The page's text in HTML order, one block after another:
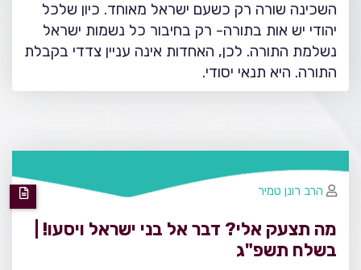
השכינה שורה רק כשעם ישראל מאוחד. כיון שלכל
יהודי יש אות בתורה- רק בחיבור כל נשמות ישראל
נשלמת התורה. לכן, האחדות אינה עניין צדדי בקבלת
התורה. היא תנאי יסודי.
מה תצעק אלי? דבר אל בני ישראל ויסעו! |
בשלח תשפ"ג
הרב רונן טמיר